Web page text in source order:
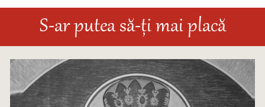
S-ar putea să-ți mai placă